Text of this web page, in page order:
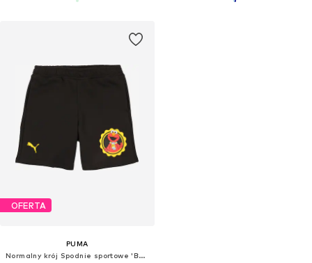
OFERTA
PUMA
Normalny krój Spodnie sportowe 'BVB x Sesame Street'